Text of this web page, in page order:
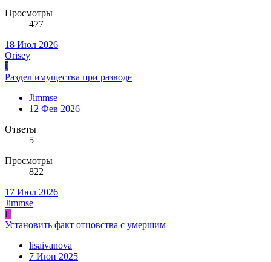
Просмотры
477
18 Июл 2026
Orisey
J
Раздел имущества при разводе
Jimmse
12 Фев 2026
Ответы
5
Просмотры
822
17 Июл 2026
Jimmse
L
Установить факт отцовства с умершим
lisaivanova
7 Июн 2025